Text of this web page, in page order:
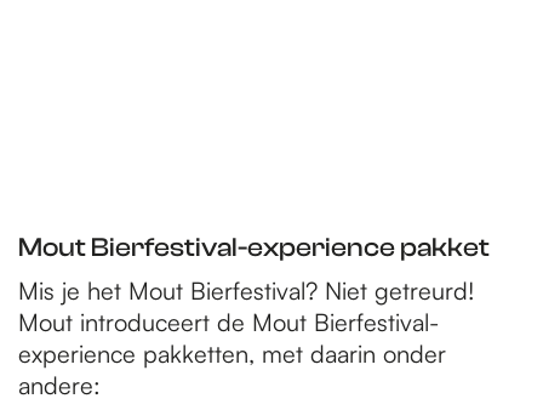
Mout Bierfestival-experience pakket
Mis je het Mout Bierfestival? Niet getreurd!
Mout introduceert de Mout Bierfestival-
experience pakketten, met daarin onder
andere: